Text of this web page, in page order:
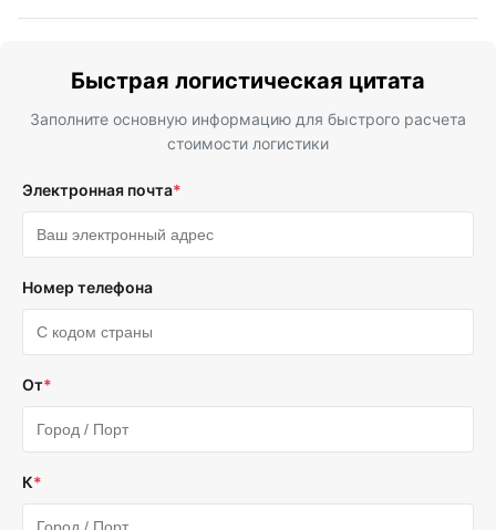
Быстрая логистическая цитата
Заполните основную информацию для быстрого расчета
стоимости логистики
Электронная почта*
Номер телефона
От*
К*